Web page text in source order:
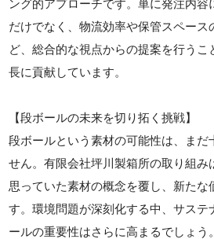
ング的アプローチです。単に発注内容
だけでなく、物流効率や保管スペース
ど、総合的な視点からの提案を行う
長に貢献しています。
【段ボールの未来を切り拓く挑戦】
段ボールという素材の可能性は、まだ
せん。有限会社坪川製箱所の取り組み
思っていた素材の概念を覆し、新たな
す。環境問題が深刻化する中、サステ
ールの重要性はさらに高まるでしょう